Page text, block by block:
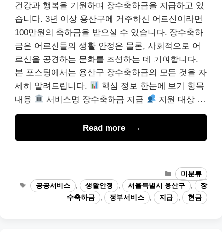
건강과 행복을 기원하며 장수축하금을 지급하고 있
습니다. 3년 이상 용산구에 거주하신 어르신이라면
100만원의 축하금을 받으실 수 있습니다. 장수축하
금은 어르신들의 생활 안정은 물론, 사회적으로 어
르신을 공경하는 문화를 조성하는 데 기여합니다.
본 포스팅에서는 용산구 장수축하금의 모든 것을 자
세히 알려드립니다.
핵심 정보 한눈에 보기 항목
내용
서비스명 장수축하금 지급 지원 대상 …
Read more
카
테
고
리
미분류
태
그
공공서비스 생활안정 서울특별시 용산구
장
수축하금
정부서비스 지급 현금